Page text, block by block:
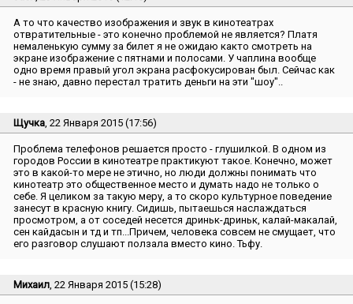
А то что качество изображения и звук в кинотеатрах
отвратительные - это конечно проблемой не является? Платя
немаленькую сумму за билет я не ожидаю както смотреть на
экране изображение с пятнами и полосами. У чаплина вообще
одно время правый угол экрана расфокусирован был. Сейчас как
- не знаю, давно перестал тратить деньги на эти ″шоу″..
Щучка, 22 Января 2015 (17:56)
Проблема телефонов решается просто - глушилкой. В одном из
городов России в кинотеатре практикуют такое. Конечно, может
это в какой-то мере не этично, но люди должны понимать что
кинотеатр это общественное место и думать надо не только о
себе. Я целиком за такую меру, а то скоро культурное поведение
занесут в красную книгу. Сидишь, пытаешься наслаждаться
просмотром, а от соседей несется дриньк-дриньк, калай-макалай,
сен кайдасын и тд и тп...Причем, человека совсем не смущает, что
его разговор слушают ползала вместо кино. Тьфу.
Михаил, 22 Января 2015 (15:28)